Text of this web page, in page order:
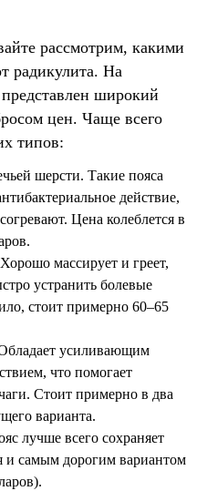
рассмотрим, какими
радикулита. На
широкий
цен. Чаще всего
типов:
шерсти. Такие пояса
действие,
Цена колеблется в
массирует и греет,
устранить болевые
стоит примерно 60–65
усиливающим
что помогает
Стоит примерно в два
варианта.
лучше всего сохраняет
и самым дорогим вариантом